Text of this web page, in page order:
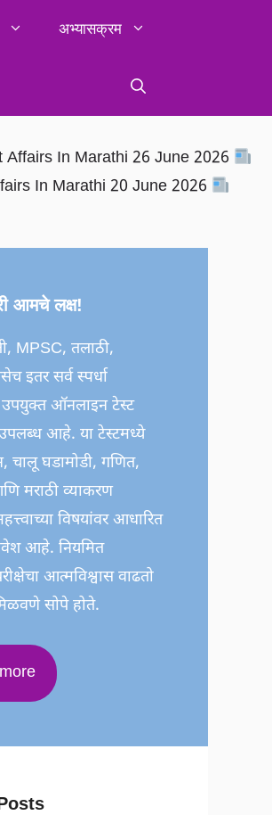
अभ्यासक्रम
Affairs In Marathi 26 June 2026
In Marathi 20 June 2026
आमचे लक्ष!
MPSC, तलाठी,
इतर सर्व स्पर्धा
उपयुक्त ऑनलाइन टेस्ट
आहे. या टेस्टमध्ये
चालू घडामोडी, गणित,
मराठी व्याकरण
विषयांवर आधारित
आहे. नियमित
आत्मविश्वास वाढतो
सोपे होते.